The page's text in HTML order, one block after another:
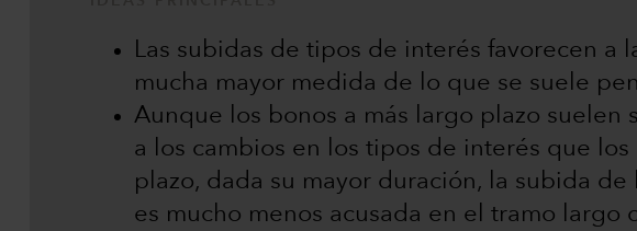
Las subidas de tipos de interés favorecen a
mucha mayor medida de lo que se suele
Aunque los bonos a más largo plazo suelen
a los cambios en los tipos de interés que los
plazo, dada su mayor duración, la subida
es mucho menos acusada en el tramo largo